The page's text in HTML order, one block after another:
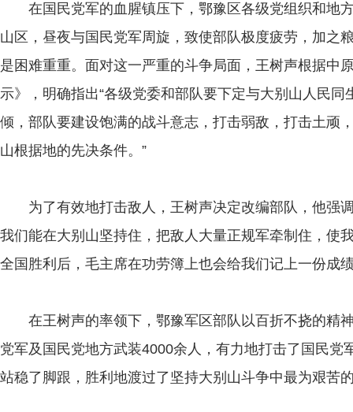
在国民党军的血腥镇压下，鄂豫区各级党组织和地
山区，昼夜与国民党军周旋，致使部队极度疲劳，加之
是困难重重。面对这一严重的斗争局面，王树声根据中
示》，明确指出“各级党委和部队要下定与大别山人民
倾，部队要建设饱满的战斗意志，打击弱敌，打击土顽
山根据地的先决条件。”
为了有效地打击敌人，王树声决定改编部队，他强调
我们能在大别山坚持住，把敌人大量正规军牵制住，使
全国胜利后，毛主席在功劳簿上也会给我们记上一份成
在王树声的率领下，鄂豫军区部队以百折不挠的精
党军及国民党地方武装4000余人，有力地打击了国民党
站稳了脚跟，胜利地渡过了坚持大别山斗争中最为艰苦